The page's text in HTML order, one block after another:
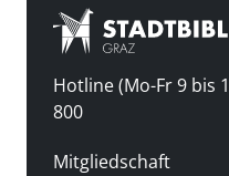
Hotline (Mo-Fr 9 bis
800
Mitgliedschaft